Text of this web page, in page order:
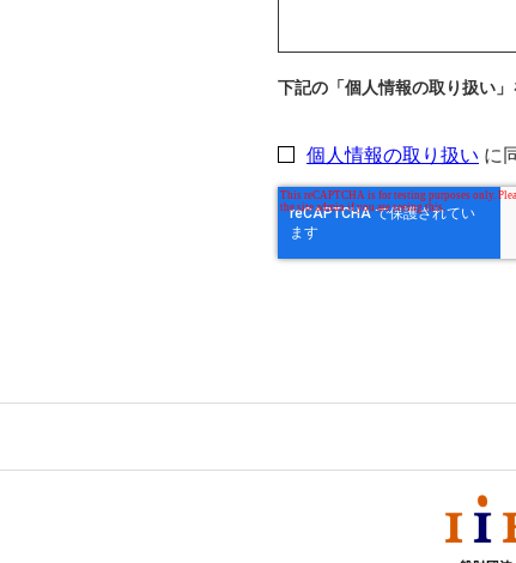
下記の「個人情報の取り扱い
個人情報の取り扱い に